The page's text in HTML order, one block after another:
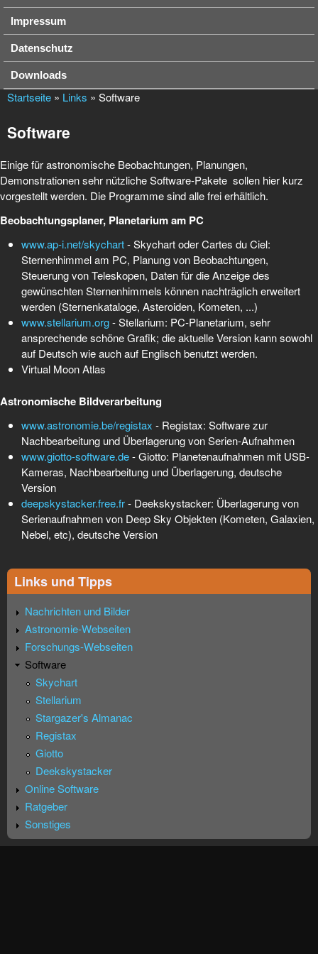
Impressum
Datenschutz
Downloads
Startseite » Links » Software
Software
Einige für astronomische Beobachtungen, Planungen,
Demonstrationen sehr nützliche Software-Pakete sollen hier kurz
vorgestellt werden. Die Programme sind alle frei erhältlich.
Beobachtungsplaner, Planetarium am PC
www.ap-i.net/skychart- Skychart oder Cartes du Ciel:
Sternenhimmel am PC, Planung von Beobachtungen,
Steuerung von Teleskopen, Daten für die Anzeige des
gewünschten Sternenhimmels können nachträglich erweitert
werden (Sternenkataloge, Asteroiden, Kometen, ...)
www.stellarium.org- Stellarium: PC-Planetarium, sehr
ansprechende schöne Grafik; die aktuelle Version kann sowohl
auf Deutsch wie auch auf Englisch benutzt werden.
Virtual Moon Atlas
Astronomische Bildverarbeitung
www.astronomie.be/registax - Registax: Software zur
Nachbearbeitung und Überlagerung von Serien-Aufnahmen
www.giotto-software.de- Giotto: Planetenaufnahmen mit USB-
Kameras, Nachbearbeitung und Überlagerung, deutsche
Version
deepskystacker.free.fr- Deekskystacker: Überlagerung von
Serienaufnahmen von Deep Sky Objekten (Kometen, Galaxien,
Nebel, etc), deutsche Version
Links und Tipps
Nachrichten und Bilder
Astronomie-Webseiten
Forschungs-Webseiten
Software
Skychart
Stellarium
Stargazer's Almanac
Registax
Giotto
Deekskystacker
Online Software
Ratgeber
Sonstiges